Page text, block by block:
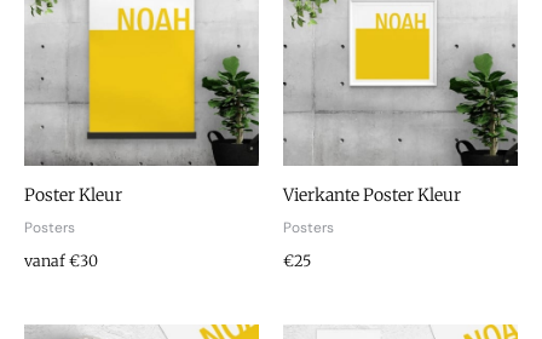
Poster Kleur
Posters
vanaf €30
Vierkante Poster Kleur
Posters
€25